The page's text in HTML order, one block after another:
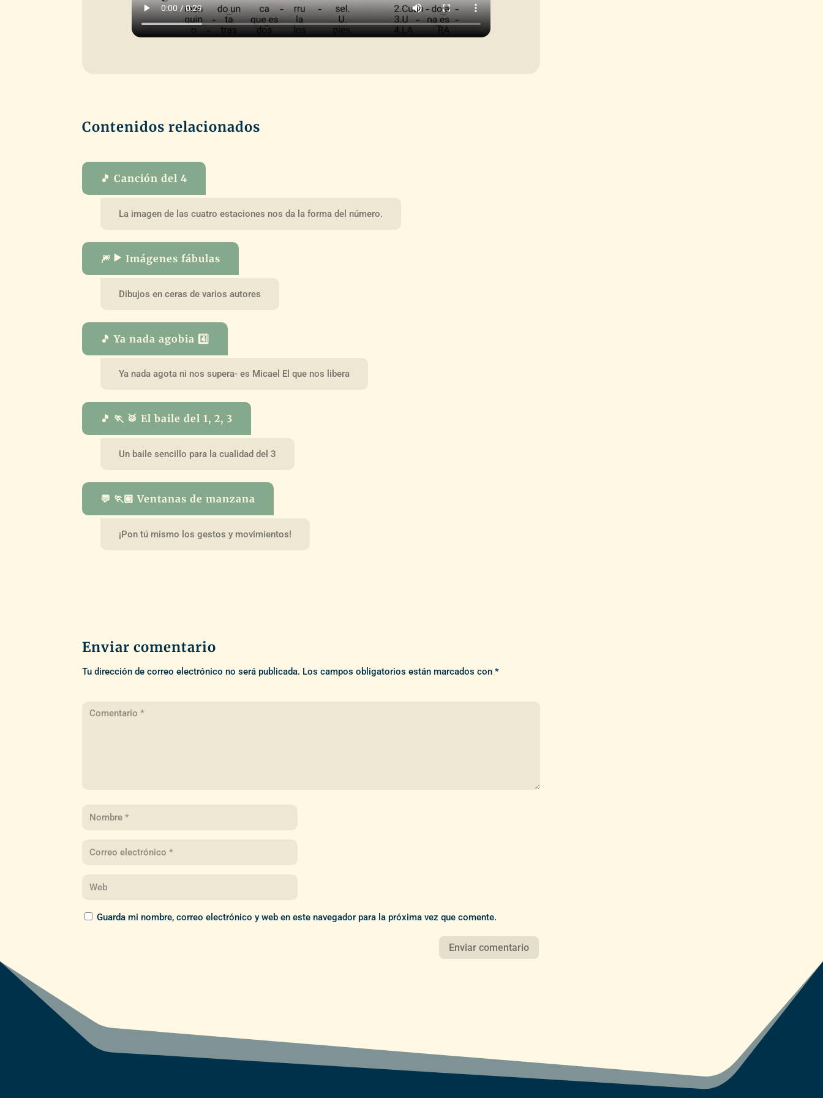
Contenidos relacionados
🎵 Canción del 4
La imagen de las cuatro estaciones nos da la forma del número.
🎆 ▶️ Imágenes fábulas
Dibujos en ceras de varios autores
🎵 Ya nada agobia 4️⃣
Ya nada agota ni nos supera- es Micael El que nos libera
🎵 🏃 🥁 El baile del 1, 2, 3
Un baile sencillo para la cualidad del 3
💬 🏃🏽 Ventanas de manzana
¡Pon tú mismo los gestos y movimientos!
Enviar comentario
Tu dirección de correo electrónico no será publicada. Los campos obligatorios están marcados con*
Guarda mi nombre, correo electrónico y web en este navegador para la próxima vez que comente.